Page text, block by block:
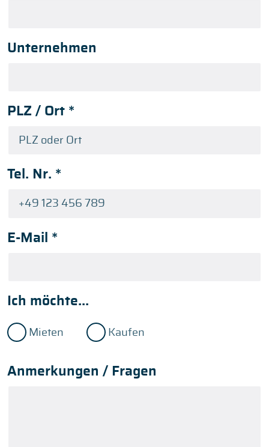
Unternehmen
PLZ / Ort *
Tel. Nr. *
E-Mail *
Ich möchte...
Mieten Kaufen
Anmerkungen / Fragen